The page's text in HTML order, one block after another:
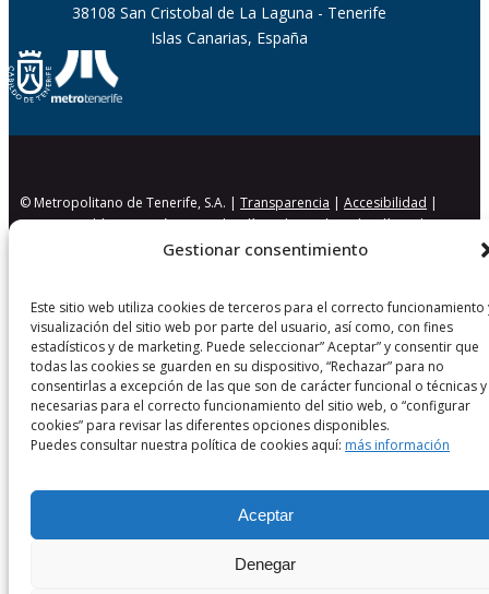
Gestionar consentimiento
Este sitio web utiliza cookies de terceros para el correcto funcionamiento
visualización del sitio web por parte del usuario, así como, con fines
estadísticos y de marketing. Puede seleccionar” Aceptar” y consentir que
todas las cookies se guarden en su dispositivo, “Rechazar” para no
consentirlas a excepción de las que son de carácter funcional o técnicas y
necesarias para el correcto funcionamiento del sitio web, o “configurar
cookies” para revisar las diferentes opciones disponibles.
Puedes consultar nuestra política de cookies aquí: más información
Aceptar
Denegar
38108 San Cristobal de La Laguna - Tenerife
Islas Canarias, España
© Metropolitano de Tenerife, S.A. |Transparencia |Accesibilidad |
Aviso Legal|Protección Datos|Política de Cookies|Política de
Seguridad